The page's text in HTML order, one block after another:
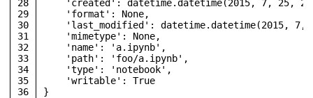
28
29
30
31
32
33
34
35
36
'created' : datetime.datetime(2015, 7, 25, 20
'format' : None,
'last_modified' : datetime.datetime(2015, 7,
'mimetype' : None,
'name' : 'a.ipynb' ,
'path' : 'foo/a.ipynb' ,
'type' : 'notebook' ,
'writable' : True
}